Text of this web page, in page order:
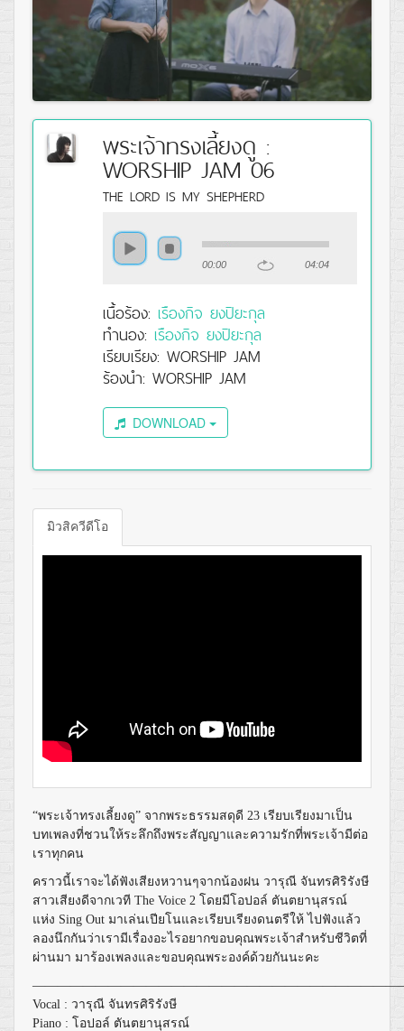
พระเจ้าทรงเลี้ยงดู :
WORSHIP JAM 06
THE LORD IS MY SHEPHERD
00:00 04:04
เนื้อร้อง:เรืองกิจ ยงปิยะกุล
ทำนอง:เรืองกิจ ยงปิยะกุล
เรียบเรียง: WORSHIP JAM
ร้องนำ: WORSHIP JAM
DOWNLOAD
มิวสิควีดีโอ
“พระเจ้าทรงเลี้ยงดู” จากพระธรรมสดุดี 23 เรียบเรียงมาเป็น
บทเพลงที่ชวนให้ระลึกถึงพระสัญญาและความรักที่พระเจ้ามีต่อ
เราทุกคน
คราวนี้เราจะได้ฟังเสียงหวานๆจากน้องฝน วารุณี จันทรศิริรังษี
สาวเสียงดีจากเวที The Voice 2 โดยมีโอปอล์ ตันตยานุสรณ์
แห่ง Sing Out มาเล่นเปียโนและเรียบเรียงดนตรีให้ ไปฟังแล้ว
ลองนึกกันว่าเรามีเรื่องอะไรอยากขอบคุณพระเจ้าสำหรับชีวิตที่
ผ่านมา มาร้องเพลงและขอบคุณพระองค์ด้วยกันนะคะ
Vocal : วารุณี จันทรศิริรังษี
Piano : โอปอล์ ตันตยานุสรณ์